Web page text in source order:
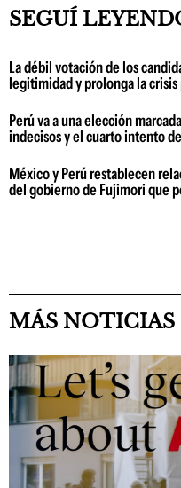
SEGUÍ
La débil votación de los
legitimidad y prolonga la
Perú va a una elección
indecisos y el cuarto intento
México y Perú restablecen
del gobierno de Fujimori que
MÁS NOTICIAS